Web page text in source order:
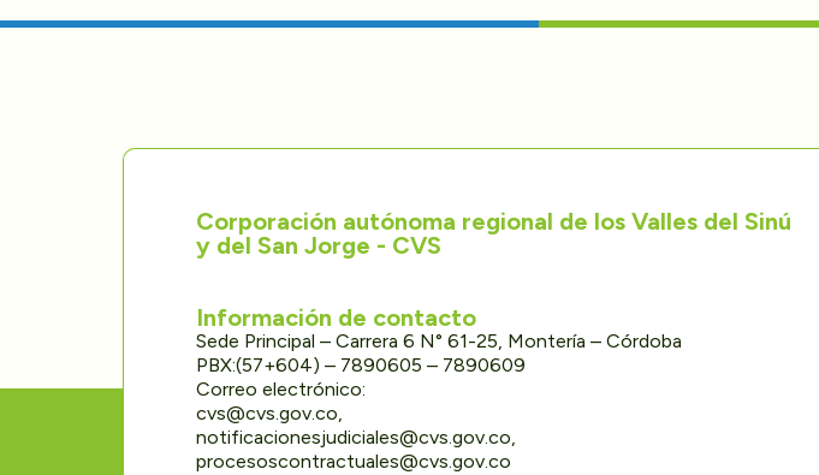
Corporación autónoma regional de los Valles del Sinú
y del San Jorge - CVS
Información de contacto
Sede Principal – Carrera 6 N° 61-25, Montería – Córdoba
PBX:(57+604) – 7890605 – 7890609
Correo electrónico:
cvs@cvs.gov.co,
notificacionesjudiciales@cvs.gov.co,
procesoscontractuales@cvs.gov.co